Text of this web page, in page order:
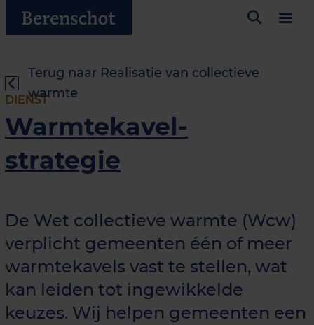
Terug naar Realisatie van collectieve
warmte
DIENST
Warmtekavel-
strategie
De Wet collectieve warmte (Wcw)
verplicht gemeenten één of meer
warmtekavels vast te stellen, wat
kan leiden tot ingewikkelde
keuzes. Wij helpen gemeenten een